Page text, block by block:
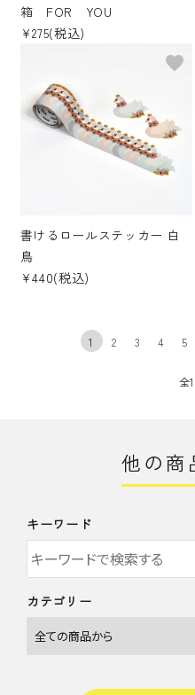
箱 FOR YOU
¥275(税込)
書けるロールステッカー 白
鳥
¥440(税込)
favorite
1 2 3 4 5
全
他の商
キーワード
カテゴリー